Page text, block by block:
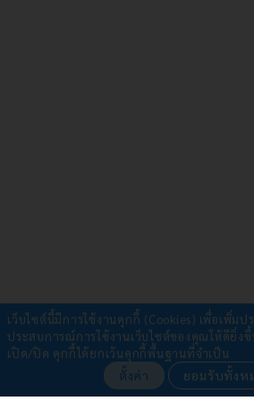
รับชำระผ่าน
เว็บไซต์นี้มีการใช้งานคุกกี้ (Cookies) เพื่อเพิ่ม
ประสบการณ์การใช้งานเว็บไซต์ของคุณให้ดียิ่ง
เปิด/ปิด คุกกี้ได้ยกเว้นคุกกี้พื้นฐานที่จำเป็น
ตั้งค่า ยอมรับทั้งห